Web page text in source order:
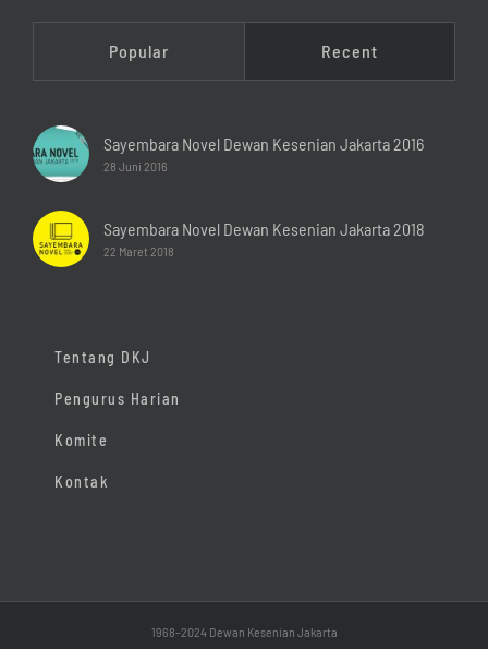
Popular Recent
Sayembara Novel Dewan Kesenian Jakarta 2016
28 Juni 2016
Sayembara Novel Dewan Kesenian Jakarta 2018
22 Maret 2018
Tentang DKJ
Pengurus Harian
Komite
Kontak
1968–2024 Dewan Kesenian Jakarta